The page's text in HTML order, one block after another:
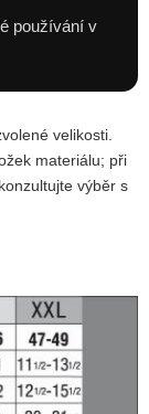
používání v
velikosti.
materiálu; při
výběr s